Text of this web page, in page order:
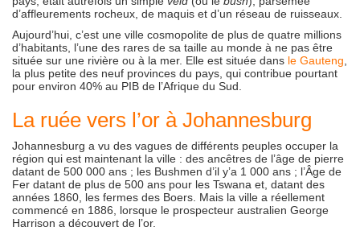
d’affleurements rocheux, de maquis et d’un réseau de ruisseaux.
Aujourd’hui, c’est une ville cosmopolite de plus de quatre millions
d’habitants, l’une des rares de sa taille au monde à ne pas être
située sur une rivière ou à la mer. Elle est située dans le Gauteng,
la plus petite des neuf provinces du pays, qui contribue pourtant
pour environ 40% au PIB de l’Afrique du Sud.
La ruée vers l’or à Johannesburg
Johannesburg a vu des vagues de différents peuples occuper la
région qui est maintenant la ville : des ancêtres de l’âge de pierre
datant de 500 000 ans ; les Bushmen d’il y’a 1 000 ans ; l’Âge de
Fer datant de plus de 500 ans pour les Tswana et, datant des
années 1860, les fermes des Boers. Mais la ville a réellement
commencé en 1886, lorsque le prospecteur australien George
Harrison a découvert de l’or.